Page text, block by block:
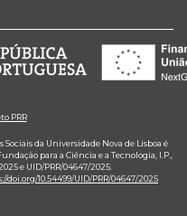
PRR
da Universidade Nova de Lisboa é
para a Ciência e a Tecnologia, I.P.,
e UID/PRR/04647/2025.
doi.org/10.54499/UID/PRR/04647/2025